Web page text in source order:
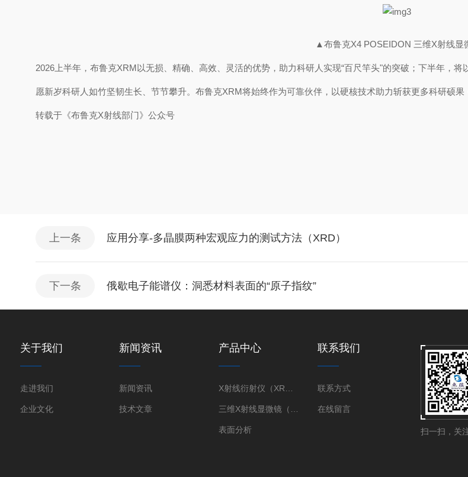
▲布鲁克X4 POSEIDON 三维X射线显
2026上半年，布鲁克XRM以无损、精确、高效、灵活的优势，助力科研人实现“百尺竿头"的突破；下半年，将
愿新岁科研人如竹坚韧生长、节节攀升。布鲁克XRM将始终作为可靠伙伴，以硬核技术助力斩获更多科研硕果
转载于《布鲁克X射线部门》公众号
上一条 应用分享-多晶膜两种宏观应力的测试方法（XRD）
下一条 俄歇电子能谱仪：洞悉材料表面的“原子指纹”
关于我们
走进我们
企业文化
新闻资讯
新闻资讯
技术文章
产品中心
表面分析
联系我们
联系方式
在线留言
扫一扫，关